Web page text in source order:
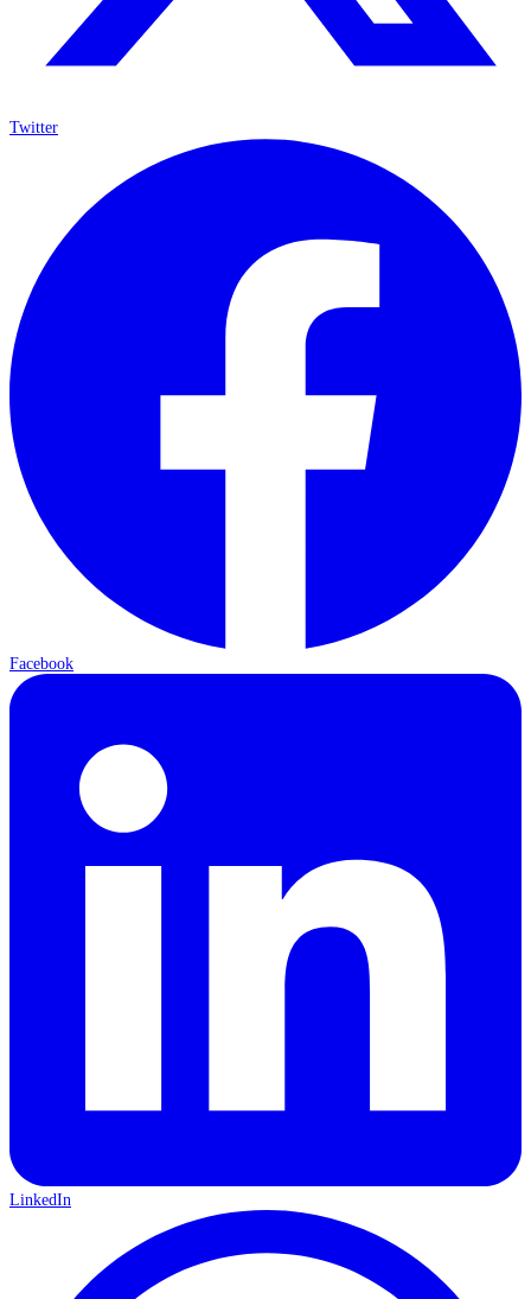
Twitter
Facebook
LinkedIn